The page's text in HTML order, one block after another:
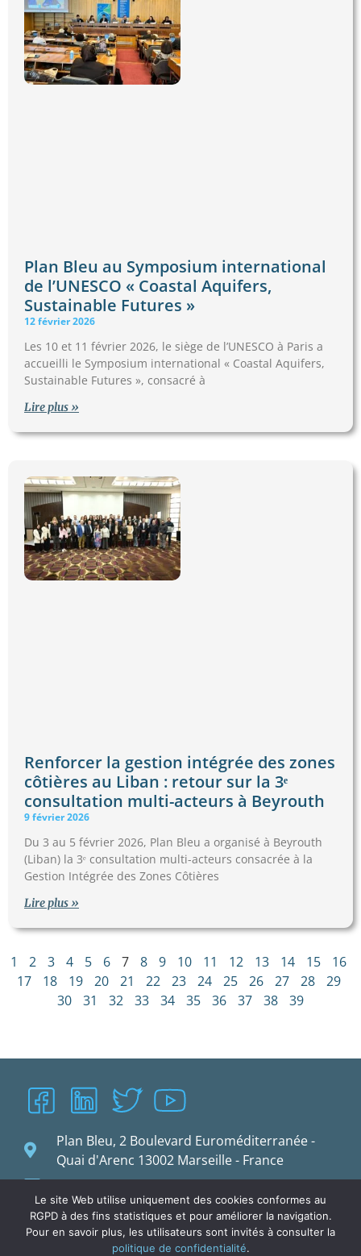
Plan Bleu au Symposium international
de l’UNESCO « Coastal Aquifers,
Sustainable Futures »
12 février 2026
Les 10 et 11 février 2026, le siège de l’UNESCO à Paris a
accueilli le Symposium international « Coastal Aquifers,
Sustainable Futures », consacré à
Lire plus »
Renforcer la gestion intégrée des zones
côtières au Liban : retour sur la 3ᵉ
consultation multi-acteurs à Beyrouth
9 février 2026
Du 3 au 5 février 2026, Plan Bleu a organisé à Beyrouth
(Liban) la 3ᵉ consultation multi-acteurs consacrée à la
Gestion Intégrée des Zones Côtières
Lire plus »
1 2 3 4 5 6 7 8 9 10 11 12 13 14 15
16
17
18 19 20 21 22 23 24 25 26 27 28
29
30
31 32 33 34 35 36 37 38 39
Plan Bleu, 2 Boulevard Euroméditerranée -
Quai d'Arenc 13002 Marseille - France
planbleu@planbleu.org
Le site Web utilise uniquement des cookies conformes au
RGPD à des fins statistiques et pour améliorer la navigation.
Pour en savoir plus, les utilisateurs sont invités à consulter la
politique de confidentialité.